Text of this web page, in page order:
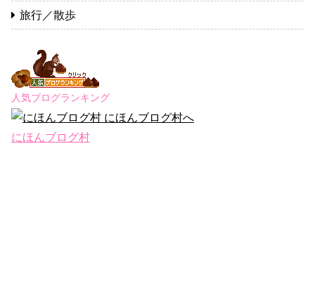
旅行／散歩
人気ブログランキング
にほんブログ村